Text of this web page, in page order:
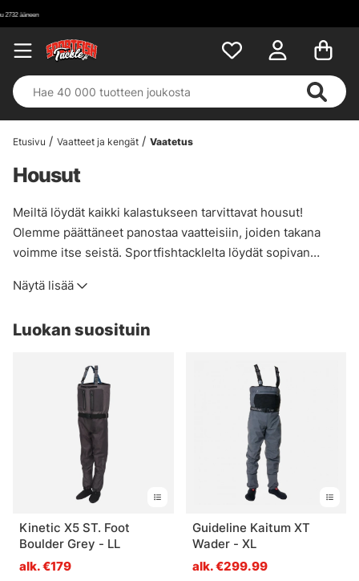
Etusivu Vaatteet ja kengät Vaatetus
Housut
Meiltä löydät kaikki kalastukseen tarvittavat housut!
Olemme päättäneet panostaa vaatteisiin, joiden takana
voimme itse seistä. Sportfishtacklelta löydät sopivan
sinua tuulelta tai vedeltä vai pitää sinut lämpimänä. Jos
valikoimastamme, voimme varmasti silti auttaa sinua. Soita
löytämään tarvitsemasi.
Näytä lisää
Luokan suosituin
Kinetic X5 ST. Foot
Boulder Grey - LL
alk. €179
Guideline Kaitum XT
Wader - XL
alk. €299.99